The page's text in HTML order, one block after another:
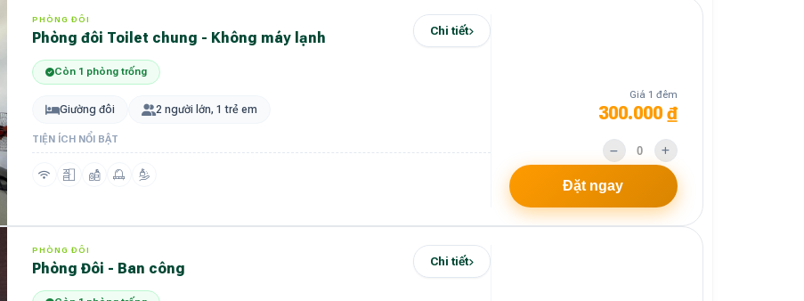
PHÒNG ĐÔI
Phòng đôi Toilet chung - Không máy lạnh Chi tiết
Còn 1 phòng trống
Giường đôi 2 người lớn, 1 trẻ em
TIỆN ÍCH NỔI BẬT
Giá 1 đêm
300.000 ₫
Đặt ngay
PHÒNG ĐÔI
Phòng Đôi - Ban công Chi tiết